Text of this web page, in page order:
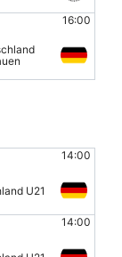
16:00
14:00
U21
14:00